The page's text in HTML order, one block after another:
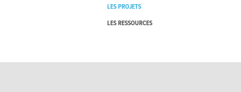
LES PROJETS
LES RESSOURCES